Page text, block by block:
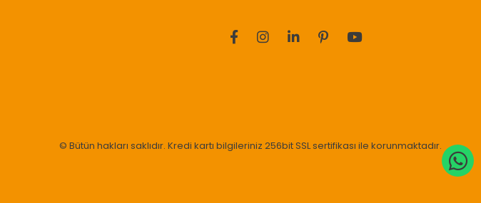
© Bütün hakları saklıdır. Kredi kartı bilgileriniz 256bit SSL sertifikası ile korunmaktadır.